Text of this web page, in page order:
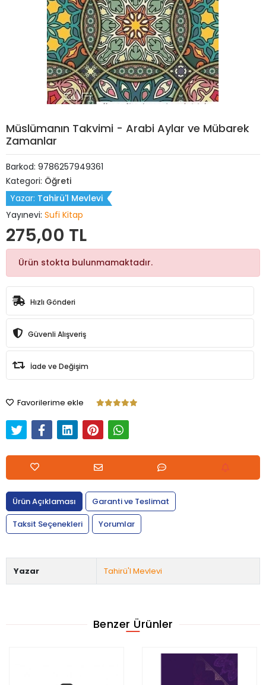
Müslümanın Takvimi - Arabi Aylar ve Mübarek
Zamanlar
Barkod: 9786257949361
Kategori: Öğreti
Yazar: Tahirü'l Mevlevi
Yayınevi: Sufi Kitap
275,00 TL
Ürün stokta bulunmamaktadır.
Hızlı Gönderi
Güvenli Alışveriş
İade ve Değişim
Favorilerime ekle
Ürün Açıklaması
Garanti ve Teslimat
Taksit Seçenekleri
Yorumlar
Yazar Tahirü'l Mevlevi
Benzer Ürünler